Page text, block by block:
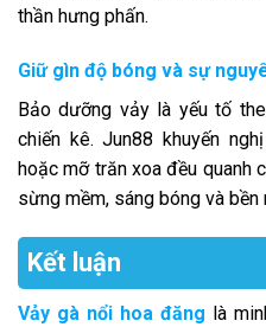
thần hưng phấn.
Giữ gìn độ bóng và sự
Bảo dưỡng vảy là yếu tố
chiến kê. Jun88 khuyến
hoặc mỡ trăn xoa đều quanh
sừng mềm, sáng bóng và bền
Kết luận
Vảy gà nổi hoa đăng là